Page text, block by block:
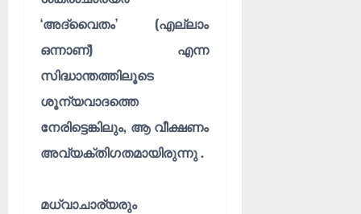
‘അദ്വൈതം’ (എല്ലാം
ഒന്നാണ്) എന്ന
സിദ്ധാന്തത്തിലൂടെ
ശൂന്യവാദത്തെ
നേരിട്ടെങ്കിലും, ആ വീക്ഷണം
അവ്യക്തിഗതമായിരുന്നു .
മധ്വാചാര്യരും